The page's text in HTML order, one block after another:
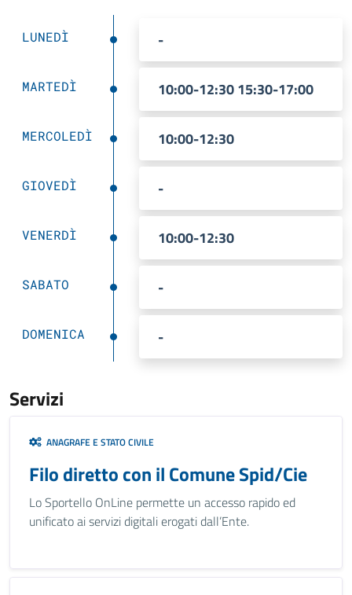
LUNEDÌ -
MARTEDÌ 10:00-12:30 15:30-17:00
MERCOLEDÌ 10:00-12:30
GIOVEDÌ -
VENERDÌ 10:00-12:30
SABATO -
DOMENICA -
Servizi
ANAGRAFE E STATO CIVILE
Filo diretto con il Comune Spid/Cie
Lo Sportello OnLine permette un accesso rapido ed
unificato ai servizi digitali erogati dall’Ente.